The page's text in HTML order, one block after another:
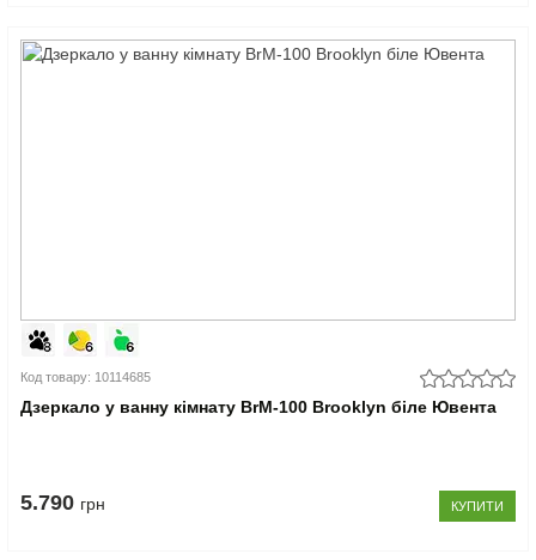
Код товару: 10114685
Дзеркало у ванну кімнату BrM-100 Brooklyn біле Ювента
5.790 грн КУПИТИ